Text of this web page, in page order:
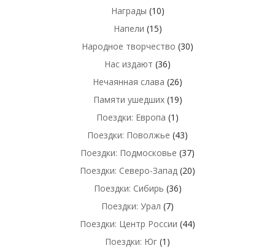
Награды (10)
Напели (15)
Народное творчество (30)
Нас издают (36)
Нечаянная слава (26)
Памяти ушедших(19)
Поездки: Европа (1)
Поездки: Поволжье (43)
Поездки: Подмосковье (37)
Поездки: Северо-Запад (20)
Поездки: Сибирь (36)
Поездки: Урал (7)
Поездки: Центр России (44)
Поездки: Юг (1)